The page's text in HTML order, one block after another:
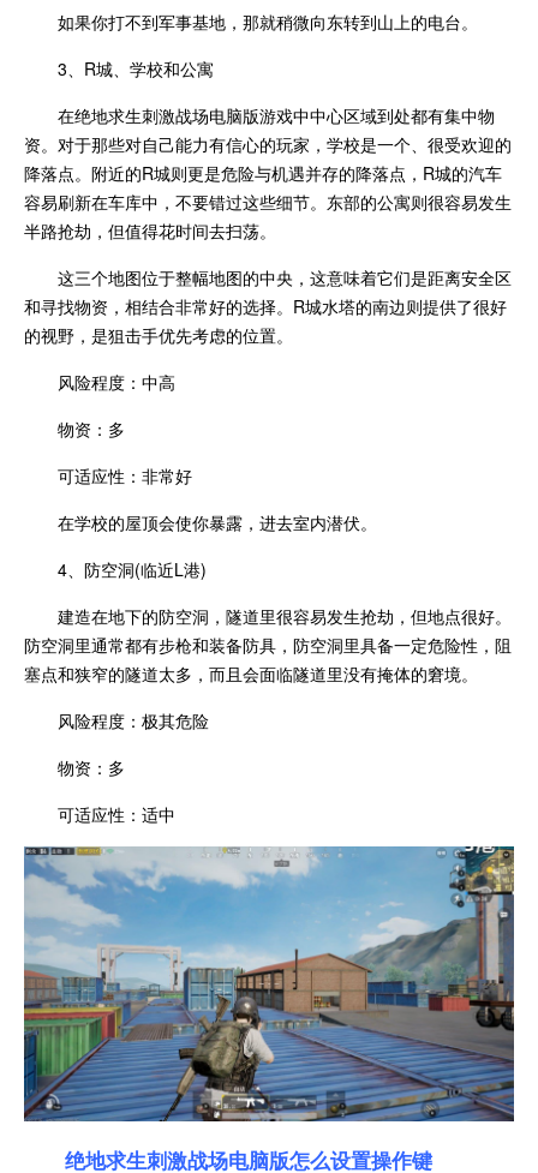
如果你打不到军事基地，那就稍微向东转到山上的电台。
3、R城、学校和公寓
在绝地求生刺激战场电脑版游戏中中心区域到处都有集中物
资。对于那些对自己能力有信心的玩家，学校是一个、很受欢迎的
降落点。附近的R城则更是危险与机遇并存的降落点，R城的汽车
容易刷新在车库中，不要错过这些细节。东部的公寓则很容易发生
半路抢劫，但值得花时间去扫荡。
这三个地图位于整幅地图的中央，这意味着它们是距离安全区
和寻找物资，相结合非常好的选择。R城水塔的南边则提供了很好
的视野，是狙击手优先考虑的位置。
风险程度：中高
物资：多
可适应性：非常好
在学校的屋顶会使你暴露，进去室内潜伏。
4、防空洞(临近L港)
建造在地下的防空洞，隧道里很容易发生抢劫，但地点很好。
防空洞里通常都有步枪和装备防具，防空洞里具备一定危险性，阻
塞点和狭窄的隧道太多，而且会面临隧道里没有掩体的窘境。
风险程度：极其危险
物资：多
可适应性：适中
绝地求生刺激战场电脑版怎么设置操作键